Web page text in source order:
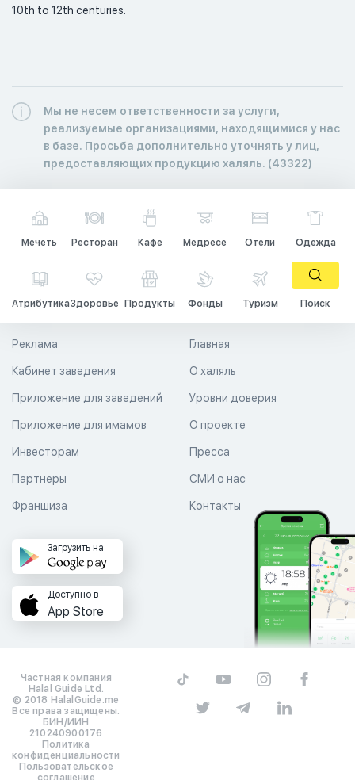
10th to 12th centuries.
Мы не несем ответственности за услуги,
реализуемые организациями, находящимися у нас
в базе. Просьба дополнительно уточнять у лиц,
предоставляющих продукцию халяль. (43322)
Мечеть Ресторан Кафе Медресе Отели Одежда
АтрибутикаЗдоровье Продукты Фонды Туризм Поиск
Главная
О халяль
Уровни доверия
Реклама
Кабинет заведения
Приложение для заведений
Приложение для имамов О проекте
Пресса
СМИ о нас
Контакты
Инвесторам
Партнеры
Франшиза
Загрузить на
Доступно в
App Store
Частная компания
Halal Guide Ltd.
© 2018 HalalGuide.me
Все права защищены.
БИН/ИИН
210240900176
Политика
конфиденциальности
Пользовательское
соглашение